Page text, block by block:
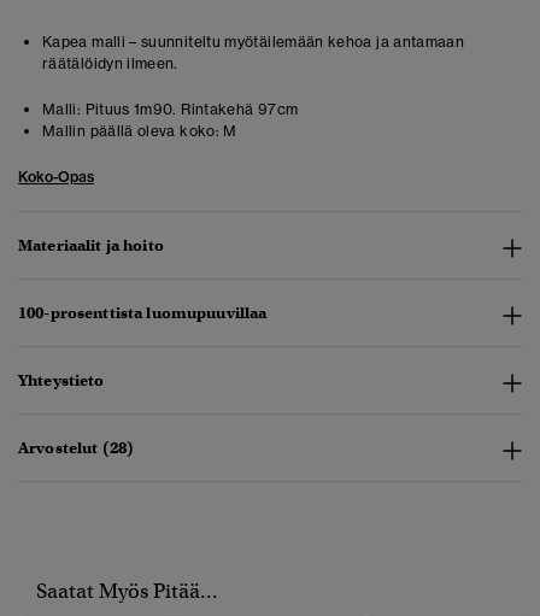
Kapea malli – suunniteltu myötäilemään kehoa ja antamaan
räätälöidyn ilmeen.
Malli: Pituus 1m90. Rintakehä 97cm
Mallin päällä oleva koko: M
Koko-Opas
Materiaalit ja hoito
100-prosenttista luomupuuvillaa
Yhteystieto
Arvostelut (28)
Saatat Myös Pitää...